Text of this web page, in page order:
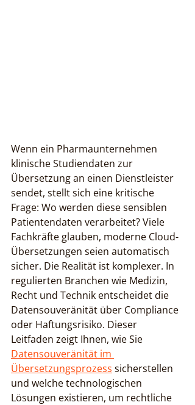
Wenn ein Pharmaunternehmen
klinische Studiendaten zur
Übersetzung an einen Dienstleister
sendet, stellt sich eine kritische
Frage: Wo werden diese sensiblen
Patientendaten verarbeitet? Viele
Fachkräfte glauben, moderne Cloud-
Übersetzungen seien automatisch
sicher. Die Realität ist komplexer. In
regulierten Branchen wie Medizin,
Recht und Technik entscheidet die
Datensouveränität über Compliance
oder Haftungsrisiko. Dieser
Leitfaden zeigt Ihnen, wie Sie
Datensouveränität im
Übersetzungsprozess sicherstellen
und welche technologischen
Lösungen existieren, um rechtliche